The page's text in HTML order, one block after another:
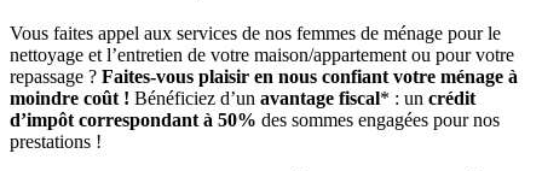
Vous faites appel aux services de nos femmes de ménage pour le
nettoyage et l’entretien de votre maison/appartement ou pour votre
repassage ? Faites-vous plaisir en nous confiant votre ménage à
moindre coût ! Bénéficiez d’un avantage fiscal* : un crédit
d’impôt correspondant à 50% des sommes engagées pour nos
prestations !